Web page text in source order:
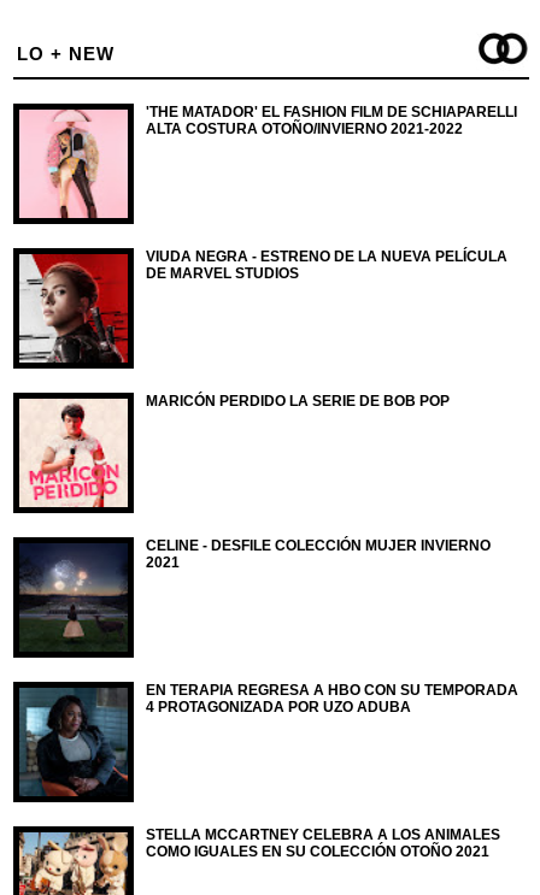
LO + NEW
'THE MATADOR' EL FASHION FILM DE SCHIAPARELLI
ALTA COSTURA OTOÑO/INVIERNO 2021-2022
VIUDA NEGRA - ESTRENO DE LA NUEVA PELÍCULA
DE MARVEL STUDIOS
MARICÓN PERDIDO LA SERIE DE BOB POP
CELINE - DESFILE COLECCIÓN MUJER INVIERNO
2021
EN TERAPIA REGRESA A HBO CON SU TEMPORADA
4 PROTAGONIZADA POR UZO ADUBA
STELLA MCCARTNEY CELEBRA A LOS ANIMALES
COMO IGUALES EN SU COLECCIÓN OTOÑO 2021